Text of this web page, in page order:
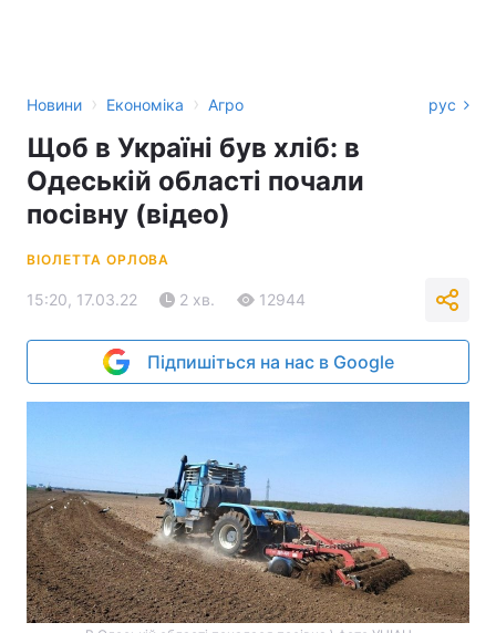
Новини › Економіка › Агро рус
Щоб в Україні був хліб: в
Одеській області почали
посівну (відео)
ВІОЛЕТТА ОРЛОВА
15:20, 17.03.22 2 хв. 12944
Підпишіться на нас в Google